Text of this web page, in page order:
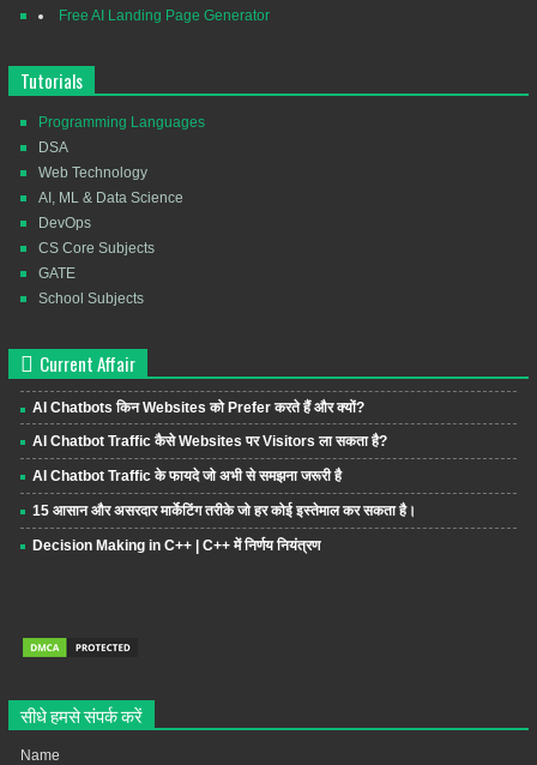
Free AI Landing Page Generator
Tutorials
Programming Languages
DSA
Web Technology
AI, ML & Data Science
DevOps
CS Core Subjects
GATE
School Subjects
Current Affair
AI Chatbots किन Websites को Prefer करते हैं और क्यों?
AI Chatbot Traffic कैसे Websites पर Visitors ला सकता है?
AI Chatbot Traffic के फायदे जो अभी से समझना जरूरी है
15 आसान और असरदार मार्केटिंग तरीके जो हर कोई इस्तेमाल कर सकता है।
Decision Making in C++ | C++ में निर्णय नियंत्रण
सीधे हमसे संपर्क करें
Name